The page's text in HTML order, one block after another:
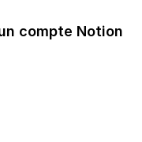
compte Notion